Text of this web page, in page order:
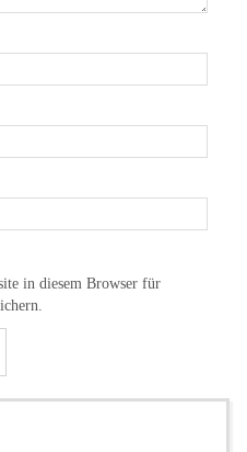
in diesem Browser für